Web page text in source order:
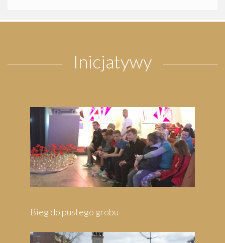
Inicjatywy
Bieg do pustego grobu